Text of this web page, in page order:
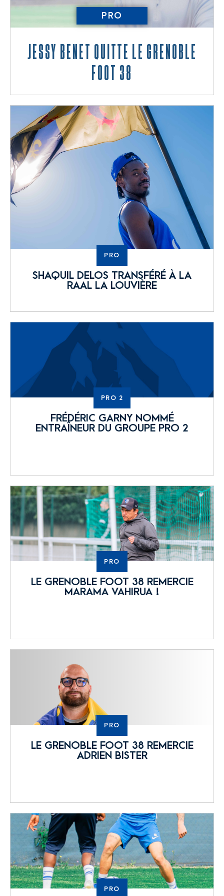
Jessy Benet quitte le Grenoble
Foot 38
PRO
PRO
SHAQUIL DELOS TRANSFÉRÉ À LA
RAAL LA LOUVIÈRE
PRO 2
FRÉDÉRIC GARNY NOMMÉ
ENTRAÎNEUR DU GROUPE PRO 2
PRO
LE GRENOBLE FOOT 38 REMERCIE
MARAMA VAHIRUA !
PRO
LE GRENOBLE FOOT 38 REMERCIE
ADRIEN BISTER
PRO